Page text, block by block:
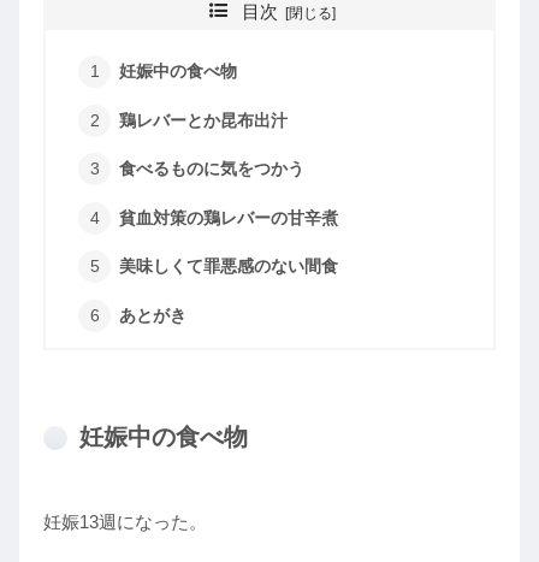
目次
妊娠中の食べ物
鶏レバーとか昆布出汁
食べるものに気をつかう
貧血対策の鶏レバーの甘辛煮
美味しくて罪悪感のない間食
あとがき
妊娠中の食べ物
妊娠13週になった。